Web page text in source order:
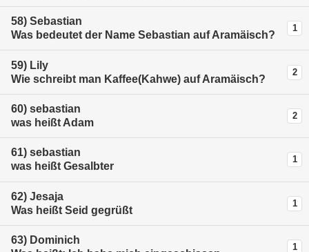
58) Sebastian
Was bedeutet der Name Sebastian auf Aramäisch?
1
59) Lily
Wie schreibt man Kaffee(Kahwe) auf Aramäisch?
2
60) sebastian
was heißt Adam
2
61) sebastian
was heißt Gesalbter
1
62) Jesaja
Was heißt Seid gegrüßt
1
63) Dominich
1